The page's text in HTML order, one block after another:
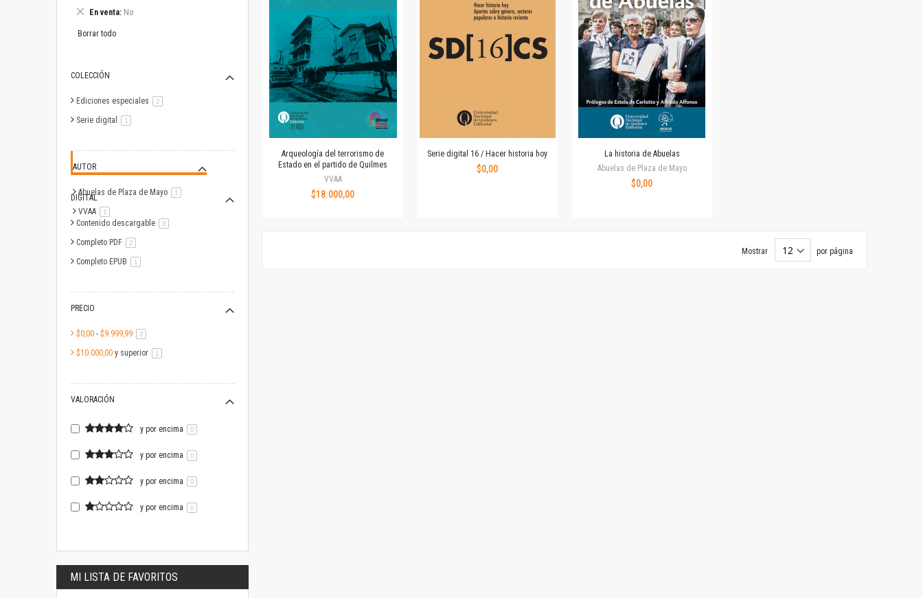
Fondo editorial
Biomedicina
Coediciones
Jornadas académicas
La ideología argentina
Otros títulos
Intersecciones
Convergencia. Entre memoria y sociedad
Filosofía y ciencia
Arqueología del terrorismo de
Estado en el partido de Quilmes
VVAA
$18.000,00
Serie digital 16 / Hacer historia hoy
$0,00
La historia de Abuelas
Abuelas de Plaza de Mayo
$0,00
Mostrar por página
artículo
En venta No
Eliminar
artículo
Borrar todo
COLECCIÓN
Ediciones especiales 2artículo
Serie digital 1
AUTOR
Abuelas de Plaza de Mayo 1
VVAA 1
DIGITAL
Contenido descargable 3artículo
Completo PDF 2artículo
Completo EPUB 1
PRECIO
$0,00 - $9.999,99 2artículo
$10.000,00 y superior 1
VALORACIÓN
y por encima 0
y por encima 0
y por encima 0
y por encima 0
MI LISTA DE FAVORITOS